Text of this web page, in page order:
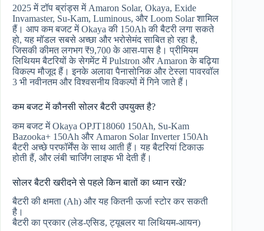
2025 में टॉप ब्रांड्स में Amaron Solar, Okaya, Exide
Invamaster, Su-Kam, Luminous, और Loom Solar शामिल
हैं। आप कम बजट में Okaya की 150Ah की बैटरी लगा सकते
हो, यह मॉडल सबसे अच्छा और भरोसेमंद साबित हो रहा है,
जिसकी कीमत लगभग ₹9,700 के आस-पास है। प्रीमियम
लिथियम बैटरियों के सेगमेंट में Pulstron और Amaron के बढ़िया
विकल्प मौजूद हैं। इनके अलावा पैनासोनिक और टेस्ला पावरवॉल
3 भी नवीनतम और विश्वसनीय विकल्पों में गिने जाते हैं।
कम बजट में कौनसी सोलर बैटरी उपयुक्त है?
कम बजट में Okaya OPJT18060 150Ah, Su-Kam
Bazooka+ 150Ah और Amaron Solar Inverter 150Ah
बैटरी अच्छे परफॉर्मेंस के साथ आती हैं। यह बैटरियां टिकाऊ
होती हैं, और लंबी चार्जिंग लाइफ भी देती हैं।
सोलर बैटरी खरीदने से पहले किन बातों का ध्यान रखें?
बैटरी की क्षमता (Ah) और यह कितनी ऊर्जा स्टोर कर सकती
है।
बैटरी का प्रकार (लेड-एसिड, ट्यूबलर या लिथियम-आयन)